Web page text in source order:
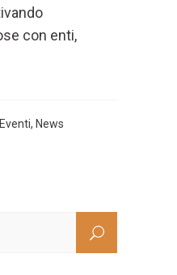
con enti,
Eventi, News